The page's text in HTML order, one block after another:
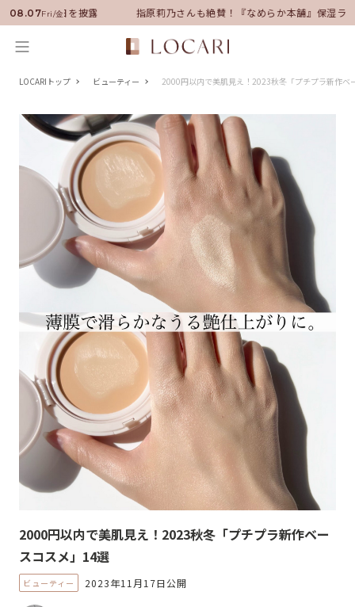
08.07Fri/金
い男の休日を披露 指原莉乃さんも絶賛！『なめらか本舗』保湿ライ
LOCARIトップ ビューティー 2000円以内で美肌見え！2023秋冬「プチプラ新作ベ
2000円以内で美肌見え！2023秋冬「プチプラ新作ベー
スコスメ」14選
ビューティー 2023年11月17日公開